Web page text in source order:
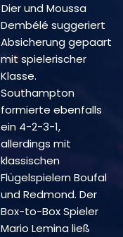
Dier und Moussa
Dembélé suggeriert
Absicherung gepaart
mit spielerischer
Klasse.
Southampton
formierte ebenfalls
ein 4-2-3-1,
allerdings mit
klassischen
Flügelspielern Boufal
und Redmond. Der
Box-to-Box Spieler
Mario Lemina ließ